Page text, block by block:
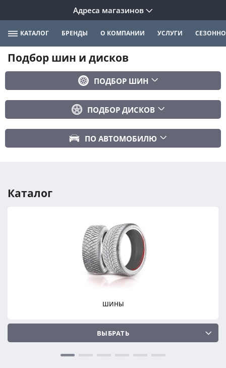
Адреса магазинов
КАТАЛОГ БРЕНДЫ О КОМПАНИИ УСЛУГИ
Подбор шин и дисков
ПОДБОР ШИН
Сбросить
ПОДБОР ДИСКОВ
ПОДОБРАТЬ
Сбросить
ПО АВТОМОБИЛЮ
Год авто
ПОДОБРАТЬ
Сбросить
Каталог
ШИНЫ
ВЫБРАТЬ